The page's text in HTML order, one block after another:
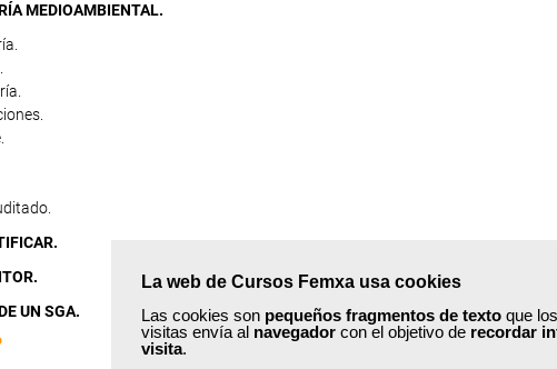
La web de Cursos Femxa usa cookies
Las cookies son pequeños fragmentos de texto que
visitas envía al navegador con el objetivo de recordar
visita.
MEDIOAMBIENTAL.
UN SGA.